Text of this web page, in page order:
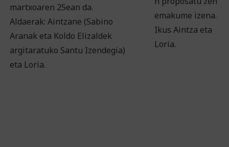
martxoaren 25ean da.
Aldaerak: Aintzane (Sabino
Aranak eta Koldo Elizaldek
argitaratuko Santu Izendegia)
eta Loria.
emakume izena.
Ikus Aintza eta
Loria.